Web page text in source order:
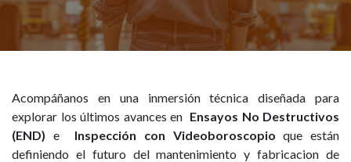
Acompáñanos en una inmersión técnica diseñada para
explorar los últimos avances en Ensayos No Destructivos
(END) e Inspección con Videoboroscopio que están
definiendo el futuro del mantenimiento y fabricacion de